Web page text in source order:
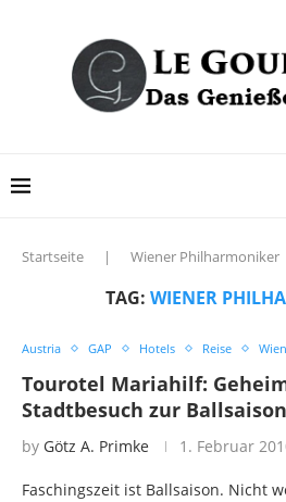
Startseite | Wiener Philharmoniker
TAG: WIENER
Austria GAP Hotels Reise Wien
Tourotel Mariahilf:
Stadtbesuch zur
by Götz A. Primke 1. Februar
Faschingszeit ist Ballsaison. Nicht